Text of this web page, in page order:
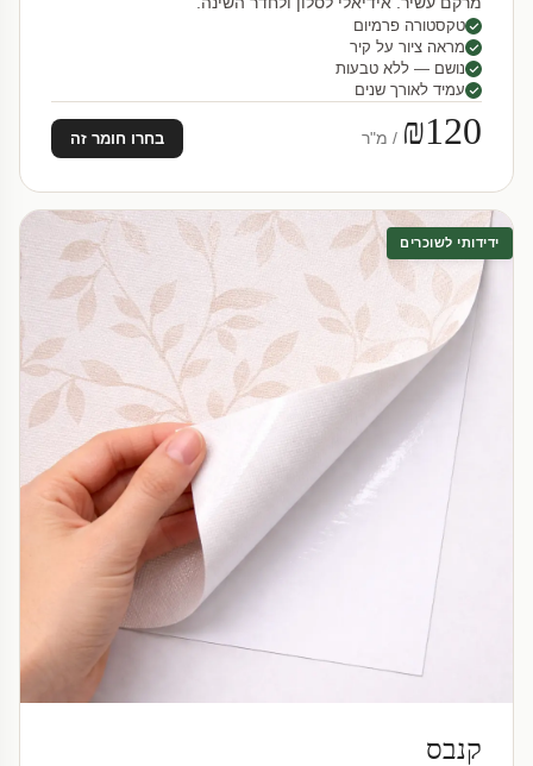
טקסטורה פרמיום
מראה ציור על קיר
נושם — ללא טבעות
עמיד לאורך שנים
₪120 / מ"ר בחרו חומר זה
ידידותי לשוכרים
קנבס